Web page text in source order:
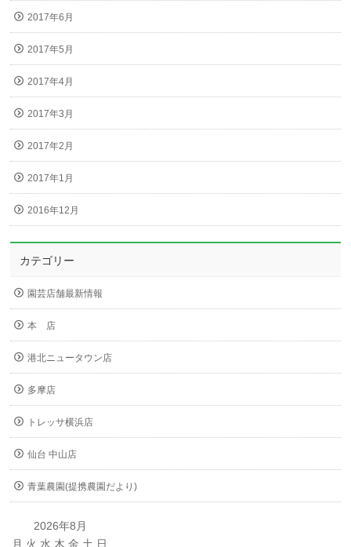
2017年6月
2017年5月
2017年4月
2017年3月
2017年2月
2017年1月
2016年12月
カテゴリー
園芸店舗最新情報
本 店
港北ニュータウン店
多摩店
トレッサ横浜店
仙台 中山店
青葉農園(提携農園だより)
2026年8月
月 火 水 木 金 土 日